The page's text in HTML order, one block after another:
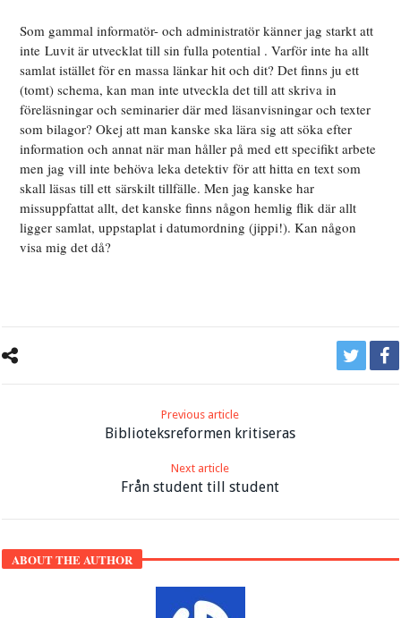
Som gammal informatör- och administratör känner jag starkt att
inte Luvit är utvecklat till sin fulla potential . Varför inte ha allt
samlat istället för en massa länkar hit och dit? Det finns ju ett
(tomt) schema, kan man inte utveckla det till att skriva in
föreläsningar och seminarier där med läsanvisningar och texter
som bilagor? Okej att man kanske ska lära sig att söka efter
information och annat när man håller på med ett specifikt arbete
men jag vill inte behöva leka detektiv för att hitta en text som
skall läsas till ett särskilt tillfälle. Men jag kanske har
missuppfattat allt, det kanske finns någon hemlig flik där allt
ligger samlat, uppstaplat i datumordning (jippi!). Kan någon
visa mig det då?
Previous article
Biblioteksreformen kritiseras
Next article
Från student till student
ABOUT THE AUTHOR